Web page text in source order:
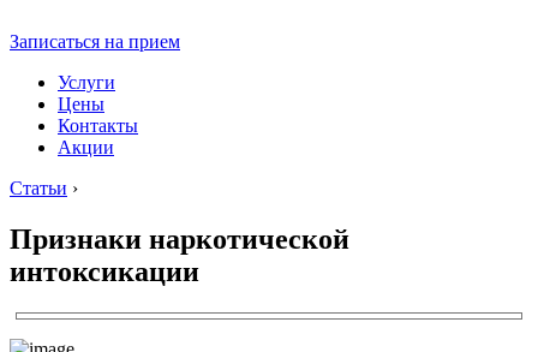
Записаться на прием
Услуги
Цены
Контакты
Акции
Статьи ›
Признаки наркотической
интоксикации